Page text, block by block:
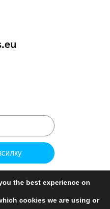
Please
the best experience on
cookies we are using or